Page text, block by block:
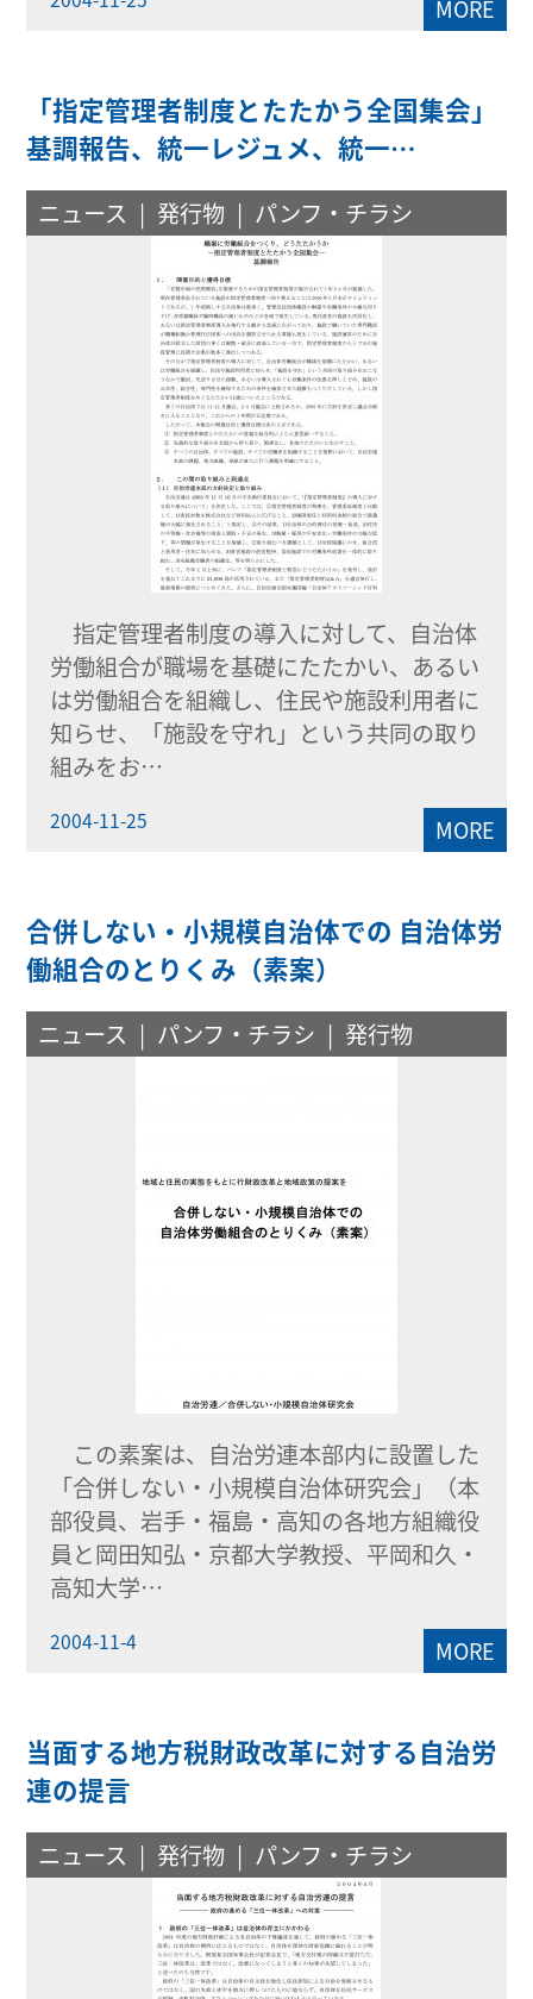
MORE
「指定管理者制度とたたかう全国集会」
基調報告、統一レジュメ、統一…
ニュース 発行物 パンフ・チラシ
指定管理者制度の導入に対して、自治体
労働組合が職場を基礎にたたかい、あるい
は労働組合を組織し、住民や施設利用者に
知らせ、「施設を守れ」という共同の取り
組みをお…
2004-11-25 MORE
合併しない・小規模自治体での 自治体労
働組合のとりくみ（素案）
ニュース パンフ・チラシ 発行物
この素案は、自治労連本部内に設置した
「合併しない・小規模自治体研究会」（本
部役員、岩手・福島・高知の各地方組織役
員と岡田知弘・京都大学教授、平岡和久・
高知大学…
2004-11-4 MORE
当面する地方税財政改革に対する自治労
連の提言
ニュース 発行物 パンフ・チラシ